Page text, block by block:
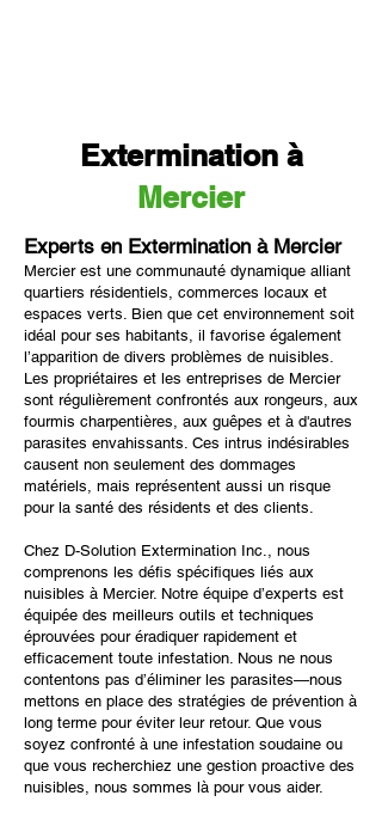
Extermination à
Mercier
Experts en Extermination à Mercier
Mercier est une communauté dynamique alliant
quartiers résidentiels, commerces locaux et
espaces verts. Bien que cet environnement soit
idéal pour ses habitants, il favorise également
l’apparition de divers problèmes de nuisibles.
Les propriétaires et les entreprises de Mercier
sont régulièrement confrontés aux rongeurs, aux
fourmis charpentières, aux guêpes et à d'autres
parasites envahissants. Ces intrus indésirables
causent non seulement des dommages
matériels, mais représentent aussi un risque
pour la santé des résidents et des clients.
Chez D-Solution Extermination Inc., nous
comprenons les défis spécifiques liés aux
nuisibles à Mercier. Notre équipe d’experts est
équipée des meilleurs outils et techniques
éprouvées pour éradiquer rapidement et
efficacement toute infestation. Nous ne nous
contentons pas d’éliminer les parasites—nous
mettons en place des stratégies de prévention à
long terme pour éviter leur retour. Que vous
soyez confronté à une infestation soudaine ou
que vous recherchiez une gestion proactive des
nuisibles, nous sommes là pour vous aider.